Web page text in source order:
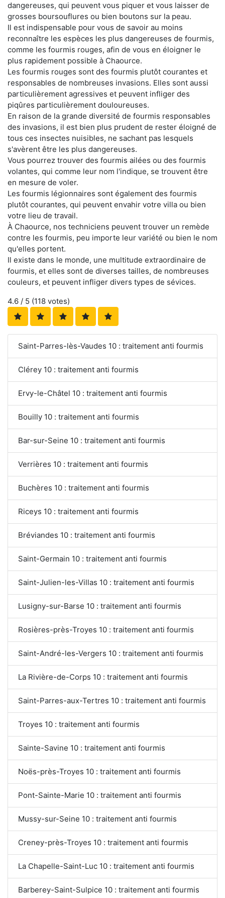
dangereuses, qui peuvent vous piquer et vous laisser de
grosses boursouflures ou bien boutons sur la peau.
Il est indispensable pour vous de savoir au moins
reconnaître les espèces les plus dangereuses de fourmis,
comme les fourmis rouges, afin de vous en éloigner le
plus rapidement possible à Chaource.
Les fourmis rouges sont des fourmis plutôt courantes et
responsables de nombreuses invasions. Elles sont aussi
particulièrement agressives et peuvent infliger des
piqûres particulièrement douloureuses.
En raison de la grande diversité de fourmis responsables
des invasions, il est bien plus prudent de rester éloigné de
tous ces insectes nuisibles, ne sachant pas lesquels
s'avèrent être les plus dangereuses.
Vous pourrez trouver des fourmis ailées ou des fourmis
volantes, qui comme leur nom l'indique, se trouvent être
en mesure de voler.
Les fourmis légionnaires sont également des fourmis
plutôt courantes, qui peuvent envahir votre villa ou bien
votre lieu de travail.
À Chaource, nos techniciens peuvent trouver un remède
contre les fourmis, peu importe leur variété ou bien le nom
qu'elles portent.
Il existe dans le monde, une multitude extraordinaire de
fourmis, et elles sont de diverses tailles, de nombreuses
couleurs, et peuvent infliger divers types de sévices.
4.6 / 5 (118 votes)
Saint-Parres-lès-Vaudes 10 : traitement anti fourmis
Clérey 10 : traitement anti fourmis
Ervy-le-Châtel 10 : traitement anti fourmis
Bouilly 10 : traitement anti fourmis
Bar-sur-Seine 10 : traitement anti fourmis
Verrières 10 : traitement anti fourmis
Buchères 10 : traitement anti fourmis
Riceys 10 : traitement anti fourmis
Bréviandes 10 : traitement anti fourmis
Saint-Germain 10 : traitement anti fourmis
Saint-Julien-les-Villas 10 : traitement anti fourmis
Lusigny-sur-Barse 10 : traitement anti fourmis
Rosières-près-Troyes 10 : traitement anti fourmis
Saint-André-les-Vergers 10 : traitement anti fourmis
La Rivière-de-Corps 10 : traitement anti fourmis
Saint-Parres-aux-Tertres 10 : traitement anti fourmis
Troyes 10 : traitement anti fourmis
Sainte-Savine 10 : traitement anti fourmis
Noës-près-Troyes 10 : traitement anti fourmis
Pont-Sainte-Marie 10 : traitement anti fourmis
Mussy-sur-Seine 10 : traitement anti fourmis
Creney-près-Troyes 10 : traitement anti fourmis
La Chapelle-Saint-Luc 10 : traitement anti fourmis
Barberey-Saint-Sulpice 10 : traitement anti fourmis